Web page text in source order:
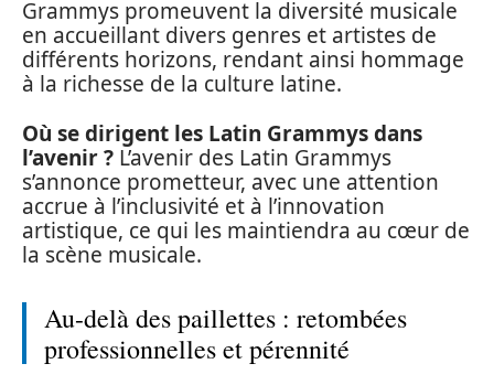
Grammys promeuvent la diversité musicale
en accueillant divers genres et artistes de
différents horizons, rendant ainsi hommage
à la richesse de la culture latine.
Où se dirigent les Latin Grammys dans
l’avenir ? L’avenir des Latin Grammys
s’annonce prometteur, avec une attention
accrue à l’inclusivité et à l’innovation
artistique, ce qui les maintiendra au cœur de
la scène musicale.
Au-delà des paillettes : retombées
professionnelles et pérennité